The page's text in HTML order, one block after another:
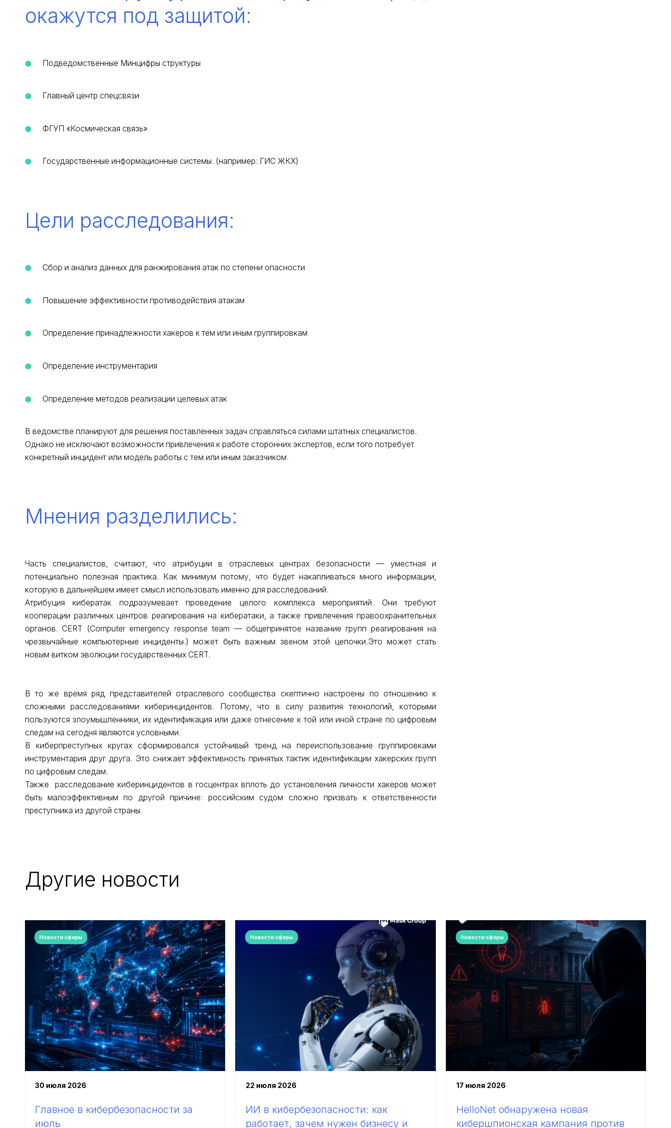
окажутся под защитой:
Подведомственные Минцифры структуры
Главный центр спецсвязи
ФГУП «Космическая связь»
Государственные информационные системы. (например: ГИС ЖКХ)
Цели расследования:
Сбор и анализ данных для ранжирования атак по степени опасности
Повышение эффективности противодействия атакам
Определение принадлежности хакеров к тем или иным группировкам
Определение инструментария
Определение методов реализации целевых атак
В ведомстве планируют для решения поставленных задач справляться силами штатных специалистов.
Однако не исключают возможности привлечения к работе сторонних экспертов, если того потребует
конкретный инцидент или модель работы с тем или иным заказчиком.
Мнения разделились:
Часть специалистов, считают, что атрибуции в отраслевых центрах безопасности — уместная и
потенциально полезная практика. Как минимум потому, что будет накапливаться много информации,
которую в дальнейшем имеет смысл использовать именно для расследований.
Атрибуция кибератак подразумевает проведение целого комплекса мероприятий. Они требуют
кооперации различных центров реагирования на кибератаки, а также привлечения правоохранительных
органов. CERT (Сomputer emergency response team — общепринятое название групп реагирования на
чрезвычайные компьютерные инциденты.) может быть важным звеном этой цепочки.Это может стать
новым витком эволюции государственных CERT.
В то же время ряд представителей отраслевого сообщества скептично настроены по отношению к
сложными расследованиями киберинцидентов. Потому, что в силу развития технологий, которыми
пользуются злоумышленники, их идентификация или даже отнесение к той или иной стране по цифровым
следам на сегодня являются условными.
В киберпреступных кругах сформировался устойчивый тренд на переиспользование группировками
инструментария друг друга. Это снижает эффективность принятых тактик идентификации хакерских групп
по цифровым следам.
Также расследование киберинцидентов в госцентрах вплоть до установления личности хакеров может
быть малоэффективным по другой причине: российским судом сложно призвать к ответственности
преступника из другой страны.
Другие новости
Новости сферы
30 июля 2026
Главное в кибербезопасности за
июль
Новости сферы
22 июля 2026
ИИ в кибербезопасности: как
работает, зачем нужен бизнесу и
Новости сферы
17 июля 2026
HelloNet обнаружена новая
кибершпионская кампания против